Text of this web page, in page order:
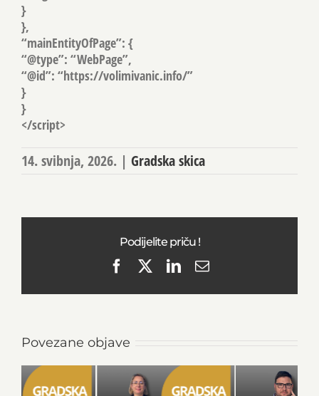
}
},
“mainEntityOfPage”: {
“@type”: “WebPage”,
“@id”: “https://volimivanic.info/”
}
}
</script>
14. svibnja, 2026. | Gradska skica
Podijelite priču !
FacebookLinkedIn
Email
Povezane objave